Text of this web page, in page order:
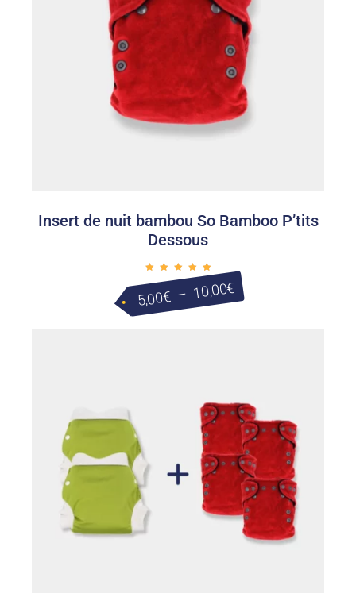
7,30€
Insert de nuit bambou So Bamboo P’tits
Dessous
Note
5.00
sur 5
5,00€ – 10,00€Plage
à
10,00€